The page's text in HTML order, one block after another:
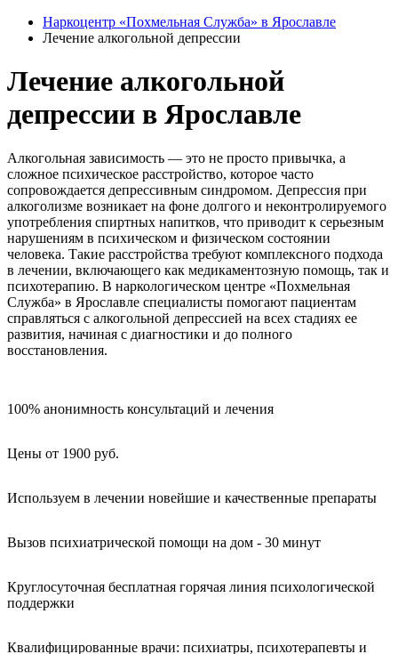
Наркоцентр «Похмельная Служба» в Ярославле
Лечение алкогольной депрессии
Лечение алкогольной
депрессии в Ярославле
Алкогольная зависимость — это не просто привычка, а
сложное психическое расстройство, которое часто
сопровождается депрессивным синдромом. Депрессия при
алкоголизме возникает на фоне долгого и неконтролируемого
употребления спиртных напитков, что приводит к серьезным
нарушениям в психическом и физическом состоянии
человека. Такие расстройства требуют комплексного подхода
в лечении, включающего как медикаментозную помощь, так и
психотерапию. В наркологическом центре «Похмельная
Служба» в Ярославле специалисты помогают пациентам
справляться с алкогольной депрессией на всех стадиях ее
развития, начиная с диагностики и до полного
восстановления.
100% анонимность консультаций и лечения
Цены от 1900 руб.
Используем в лечении новейшие и качественные препараты
Вызов психиатрической помощи на дом - 30 минут
Круглосуточная бесплатная горячая линия психологической
поддержки
Квалифицированные врачи: психиатры, психотерапевты и